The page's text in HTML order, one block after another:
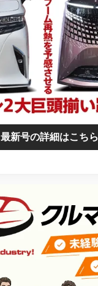
最新号の詳細はこちら